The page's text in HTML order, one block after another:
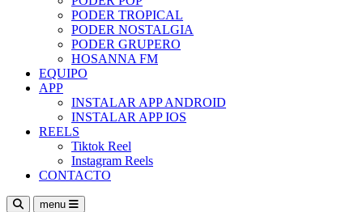
PODER TROPICAL
PODER NOSTALGIA
PODER GRUPERO
HOSANNA FM
EQUIPO
APP
INSTALAR APP ANDROID
INSTALAR APP IOS
REELS
Tiktok Reel
Instagram Reels
CONTACTO
menu